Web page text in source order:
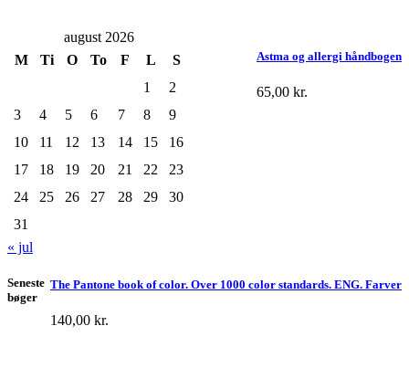
Astma og allergi håndbogen
65,00 kr.
The Pantone book of color. Over 1000 color standards. ENG. Farver
140,00 kr.
august 2026
M
Ti O To F L
S
1
2
3
4 5 6 7 8
9
10
11 12 13 14 15
16
17
18 19 20 21 22
23
24
25 26 27 28 29
30
31
« jul
Seneste
bøger